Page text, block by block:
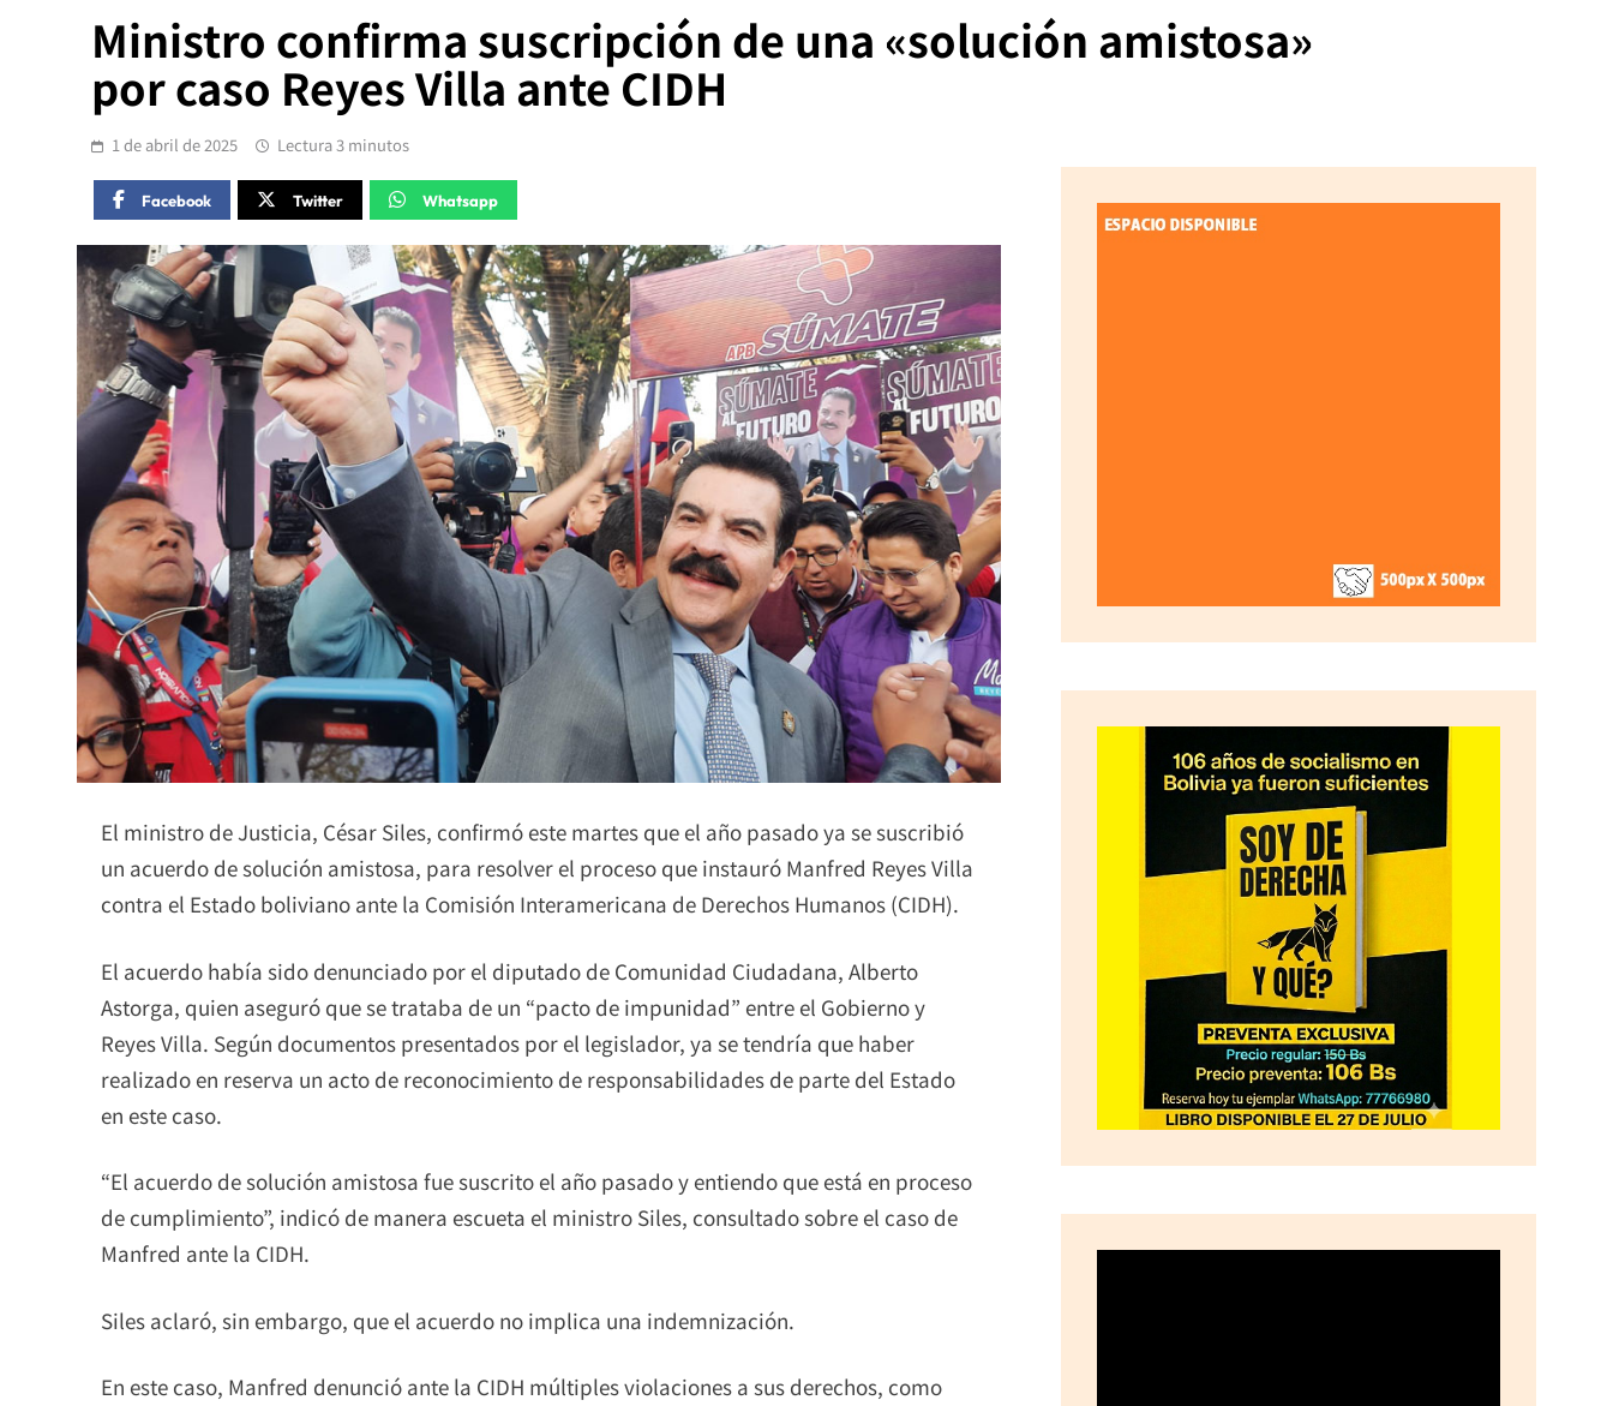
Ministro confirma suscripción de una «solución amistosa»
por caso Reyes Villa ante CIDH
1 de abril de 2025 Lectura 3 minutos
Facebook Twitter Whatsapp
El ministro de Justicia, César Siles, confirmó este martes que el año pasado ya se suscribió
un acuerdo de solución amistosa, para resolver el proceso que instauró Manfred Reyes Villa
contra el Estado boliviano ante la Comisión Interamericana de Derechos Humanos (CIDH).
El acuerdo había sido denunciado por el diputado de Comunidad Ciudadana, Alberto
Astorga, quien aseguró que se trataba de un “pacto de impunidad” entre el Gobierno y
Reyes Villa. Según documentos presentados por el legislador, ya se tendría que haber
realizado en reserva un acto de reconocimiento de responsabilidades de parte del Estado
en este caso.
“El acuerdo de solución amistosa fue suscrito el año pasado y entiendo que está en proceso
de cumplimiento”, indicó de manera escueta el ministro Siles, consultado sobre el caso de
Manfred ante la CIDH.
Siles aclaró, sin embargo, que el acuerdo no implica una indemnización.
En este caso, Manfred denunció ante la CIDH múltiples violaciones a sus derechos, como